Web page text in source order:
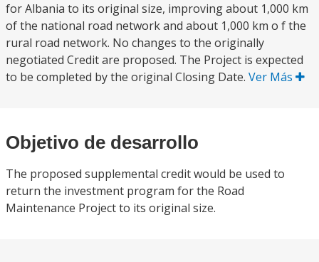
for Albania to its original size, improving about 1,000 km
of the national road network and about 1,000 km o f the
rural road network. No changes to the originally
negotiated Credit are proposed. The Project is expected
to be completed by the original Closing Date. Ver Más
Objetivo de desarrollo
The proposed supplemental credit would be used to
return the investment program for the Road
Maintenance Project to its original size.